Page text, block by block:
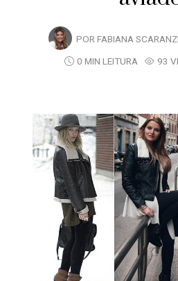
POR FABIANA SCARANZI
0 MIN LEITURA
93